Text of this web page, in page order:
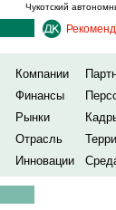
Чукотский
Компании
Финансы
Рынки
Отрасль
Инновации